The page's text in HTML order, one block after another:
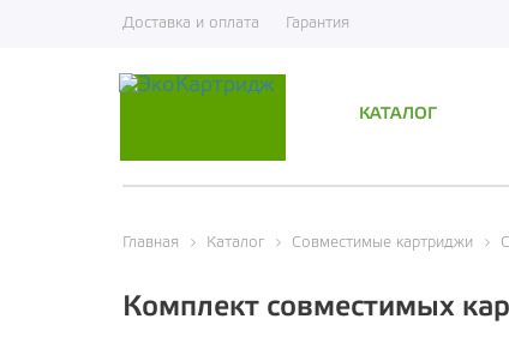
Доставка и оплата Гарантия
КАТАЛОГ
Главная Каталог Совместимые картриджи
Комплект совместимых